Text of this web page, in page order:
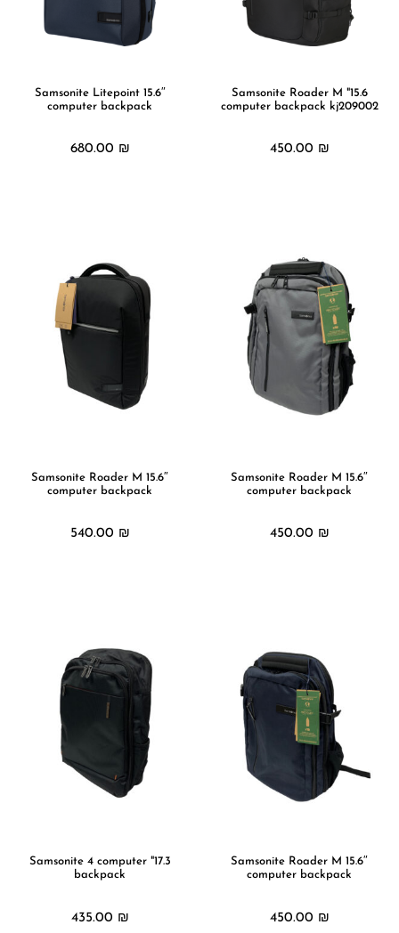
15.6" Samsonite Roader M
computer backpack kj209002
450.00 ₪
15.6″ Samsonite Litepoint
computer backpack
680.00 ₪
15.6″ Samsonite Roader M
computer backpack
450.00 ₪
15.6″ Samsonite Roader M
computer backpack
540.00 ₪
15.6″ Samsonite Roader M
computer backpack
450.00 ₪
17.3" Samsonite 4 computer
backpack
435.00 ₪